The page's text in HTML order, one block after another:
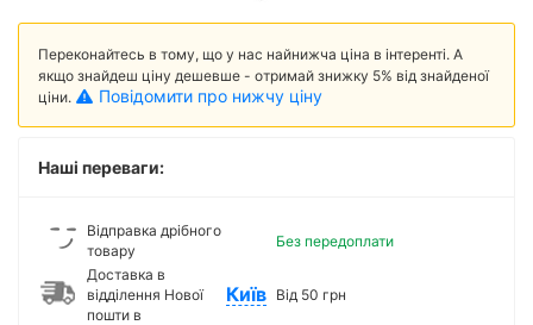
Переконайтесь в тому, що у нас найнижча ціна в інтеренті. А
якщо знайдеш ціну дешевше - отримай знижку 5% від знайденої
ціни.
Повідомити про нижчу ціну
Наші переваги:
Відправка дрібного
товару
Без передоплати
Доставка в
відділення Нової
пошти в
Київ Від 50 грн